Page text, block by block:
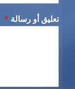
تعليق أو رسالة *